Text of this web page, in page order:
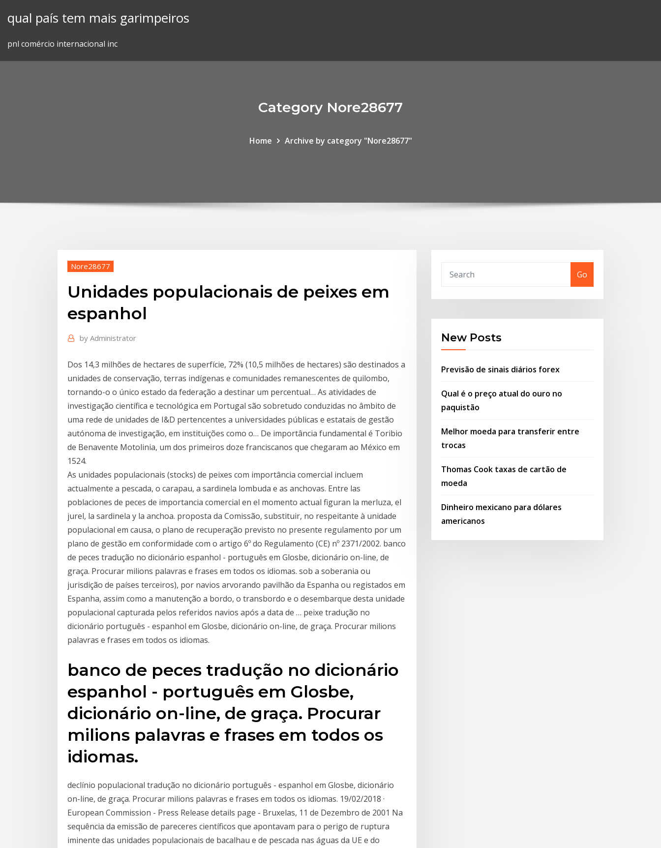
qual país tem mais garimpeiros
pnl comércio internacional inc
Category Nore28677
Home Archive by category "Nore28677"
Nore28677
Unidades populacionais de peixes em
espanhol
by Administrator
Dos 14,3 milhões de hectares de superfície, 72% (10,5 milhões de hectares) são destinados a
unidades de conservação, terras indígenas e comunidades remanescentes de quilombo,
tornando-o o único estado da federação a destinar um percentual… As atividades de
investigação científica e tecnológica em Portugal são sobretudo conduzidas no âmbito de
uma rede de unidades de I&D pertencentes a universidades públicas e estatais de gestão
autónoma de investigação, em instituições como o… De importância fundamental é Toribio
de Benavente Motolinia, um dos primeiros doze franciscanos que chegaram ao México em
1524.
As unidades populacionais (stocks) de peixes com importância comercial incluem
actualmente a pescada, o carapau, a sardinela lombuda e as anchovas. Entre las
poblaciones de peces de importancia comercial en el momento actual figuran la merluza, el
jurel, la sardinela y la anchoa. proposta da Comissão, substituir, no respeitante à unidade
populacional em causa, o plano de recuperação previsto no presente regulamento por um
plano de gestão em conformidade com o artigo 6º do Regulamento (CE) nº 2371/2002. banco
de peces tradução no dicionário espanhol - português em Glosbe, dicionário on-line, de
graça. Procurar milions palavras e frases em todos os idiomas. sob a soberania ou
jurisdição de países terceiros), por navios arvorando pavilhão da Espanha ou registados em
Espanha, assim como a manutenção a bordo, o transbordo e o desembarque desta unidade
populacional capturada pelos referidos navios após a data de … peixe tradução no
dicionário português - espanhol em Glosbe, dicionário on-line, de graça. Procurar milions
palavras e frases em todos os idiomas.
banco de peces tradução no dicionário
espanhol - português em Glosbe,
dicionário on-line, de graça. Procurar
milions palavras e frases em todos os
idiomas.
declínio populacional tradução no dicionário português - espanhol em Glosbe, dicionário
on-line, de graça. Procurar milions palavras e frases em todos os idiomas. 19/02/2018 ·
European Commission - Press Release details page - Bruxelas, 11 de Dezembro de 2001 Na
sequência da emissão de pareceres científicos que apontavam para o perigo de ruptura
iminente das unidades populacionais de bacalhau e de pescada nas águas da UE e do
Go
New Posts
Previsão de sinais diários forex
Qual é o preço atual do ouro no
paquistão
Melhor moeda para transferir entre
trocas
Thomas Cook taxas de cartão de
moeda
Dinheiro mexicano para dólares
americanos